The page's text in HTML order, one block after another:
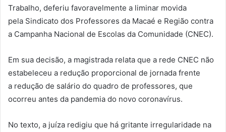
Trabalho, deferiu favoravelmente a liminar movida
pela Sindicato dos Professores da Macaé e Região contra
a Campanha Nacional de Escolas da Comunidade (CNEC).
Em sua decisão, a magistrada relata que a rede CNEC não
estabeleceu a redução proporcional de jornada frente
a redução de salário do quadro de professores, que
ocorreu antes da pandemia do novo coronavírus.
No texto, a juíza redigiu que há gritante irregularidade na